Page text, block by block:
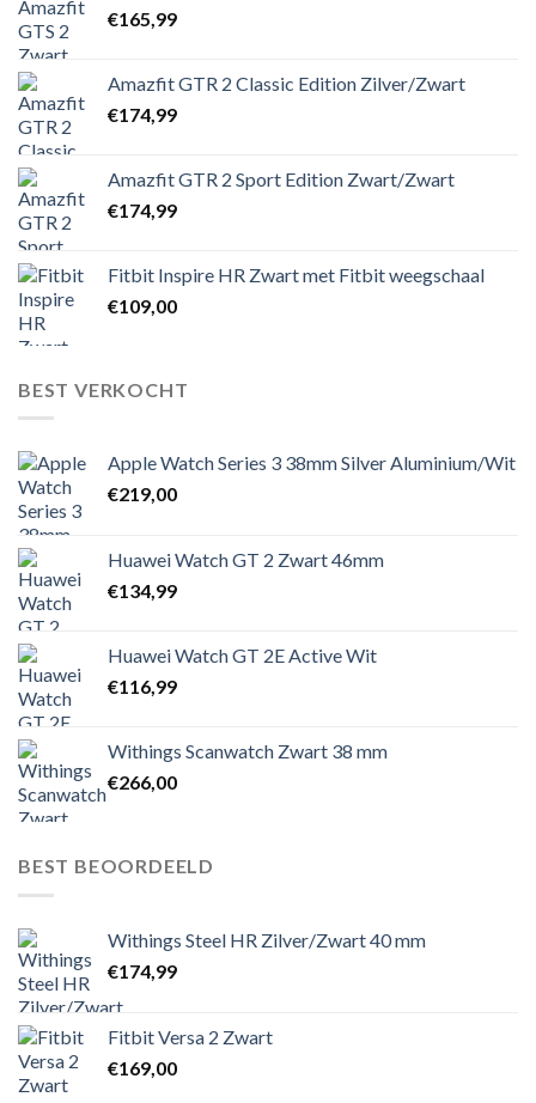
€165,99
Amazfit GTR 2 Classic Edition Zilver/Zwart
€174,99
Amazfit GTR 2 Sport Edition Zwart/Zwart
€174,99
Fitbit Inspire HR Zwart met Fitbit weegschaal
€109,00
BEST VERKOCHT
Apple Watch Series 3 38mm Silver Aluminium/Wit
€219,00
Huawei Watch GT 2 Zwart 46mm
€134,99
Huawei Watch GT 2E Active Wit
€116,99
Withings Scanwatch Zwart 38 mm
€266,00
BEST BEOORDEELD
Withings Steel HR Zilver/Zwart 40 mm
€174,99
Fitbit Versa 2 Zwart
€169,00